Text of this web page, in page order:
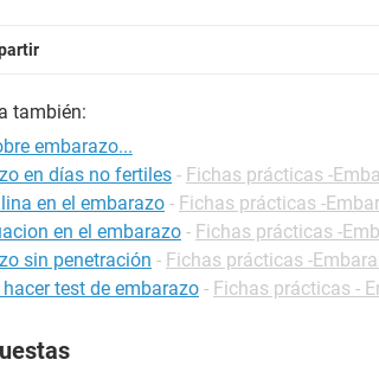
también:
embarazo...
en días no fertiles - Fichas prácticas -
en el embarazo - Fichas prácticas -
en el embarazo - Fichas prácticas -
sin penetración - Fichas prácticas -
test de embarazo - Fichas prácticas -